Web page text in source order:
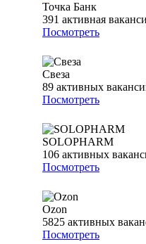
Точка Банк
391 активная
Посмотреть
Свеза
89 активных
Посмотреть
SOLOPHARM
106 активных
Посмотреть
Ozon
5825 активных
Посмотреть